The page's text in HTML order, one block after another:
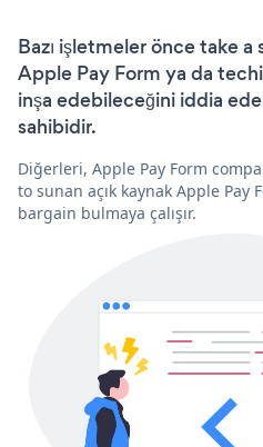
Bazı işletmeler önce take
Apple Pay Form ya da
inşa edebileceğini iddia
sahibidir.
Diğerleri, Apple Pay Form
to sunan açık kaynak Apple Pay
bargain bulmaya çalışır.